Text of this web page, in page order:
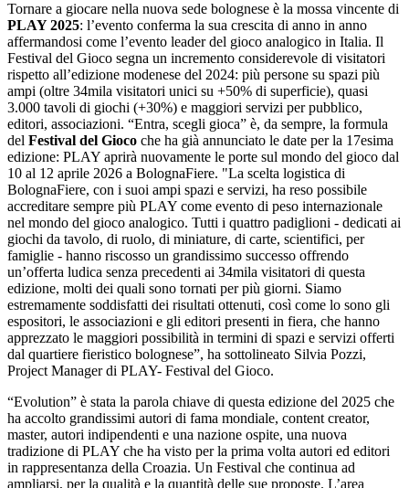
Tornare a giocare nella nuova sede bolognese è la mossa vincente di
PLAY 2025: l’evento conferma la sua crescita di anno in anno
affermandosi come l’evento leader del gioco analogico in Italia. Il
Festival del Gioco segna un incremento considerevole di visitatori
rispetto all’edizione modenese del 2024: più persone su spazi più
ampi (oltre 34mila visitatori unici su +50% di superficie), quasi
3.000 tavoli di giochi (+30%) e maggiori servizi per pubblico,
editori, associazioni. “Entra, scegli gioca” è, da sempre, la formula
del Festival del Gioco che ha già annunciato le date per la 17esima
edizione: PLAY aprirà nuovamente le porte sul mondo del gioco dal
10 al 12 aprile 2026 a BolognaFiere. "La scelta logistica di
BolognaFiere, con i suoi ampi spazi e servizi, ha reso possibile
accreditare sempre più PLAY come evento di peso internazionale
nel mondo del gioco analogico. Tutti i quattro padiglioni - dedicati ai
giochi da tavolo, di ruolo, di miniature, di carte, scientifici, per
famiglie - hanno riscosso un grandissimo successo offrendo
un’offerta ludica senza precedenti ai 34mila visitatori di questa
edizione, molti dei quali sono tornati per più giorni. Siamo
estremamente soddisfatti dei risultati ottenuti, così come lo sono gli
espositori, le associazioni e gli editori presenti in fiera, che hanno
apprezzato le maggiori possibilità in termini di spazi e servizi offerti
dal quartiere fieristico bolognese”, ha sottolineato Silvia Pozzi,
Project Manager di PLAY- Festival del Gioco.
“Evolution” è stata la parola chiave di questa edizione del 2025 che
ha accolto grandissimi autori di fama mondiale, content creator,
master, autori indipendenti e una nazione ospite, una nuova
tradizione di PLAY che ha visto per la prima volta autori ed editori
in rappresentanza della Croazia. Un Festival che continua ad
ampliarsi, per la qualità e la quantità delle sue proposte. L’area